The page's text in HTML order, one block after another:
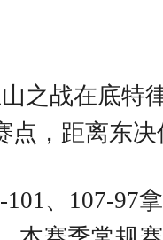
之战在底特
，距离东决
、107-97